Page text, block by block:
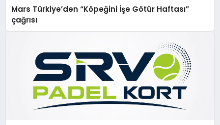
Mars Türkiye’den “Köpeğini İşe Götür Haftası”
çağrısı